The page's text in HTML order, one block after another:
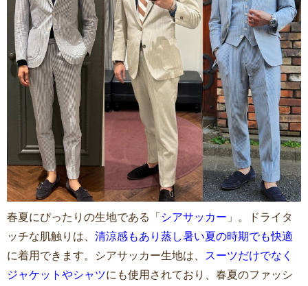
春夏にぴったりの生地である「 シアサッカー 」。ドライタ
ッチな肌触りは、 清涼感もあり蒸し暑い夏の時期でも快適
に着用できます。シアサッカー生地は、
スーツだけでなく
ジャケットやシャツにも使用されており、春夏のファッシ